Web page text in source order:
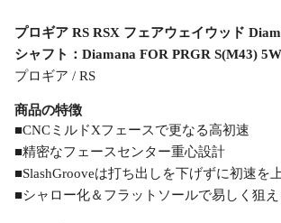
プロギア RS RSX フェアウェイウッド
シャフト：Diamana FOR PRGR S(M43)
プロギア / RS
商品の特徴
■CNCミルドXフェースで更なる高初速
■精密なフェースセンター重心設計
■SlashGrooveは打ち出しを下げずに初速を
■シャロー化＆フラットソールで易しく狙